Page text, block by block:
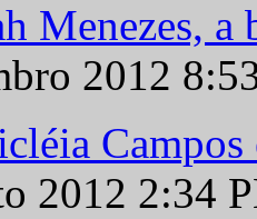
Menezes,
2012
2012 2:34